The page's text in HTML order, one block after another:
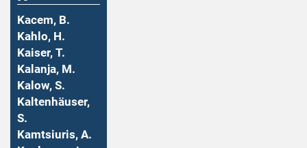
Kacem, B.
Kahlo, H.
Kaiser, T.
Kalanja, M.
Kalow, S.
Kaltenhäuser,
S.
Kamtsiuris, A.